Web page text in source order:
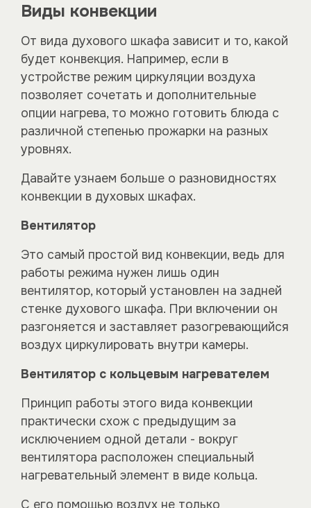
Виды конвекции
От вида духового шкафа зависит и то, какой
будет конвекция. Например, если в
устройстве режим циркуляции воздуха
позволяет сочетать и дополнительные
опции нагрева, то можно готовить блюда с
различной степенью прожарки на разных
уровнях.
Давайте узнаем больше о разновидностях
конвекции в духовых шкафах.
Вентилятор
Это самый простой вид конвекции, ведь для
работы режима нужен лишь один
вентилятор, который установлен на задней
стенке духового шкафа. При включении он
разгоняется и заставляет разогревающийся
воздух циркулировать внутри камеры.
Вентилятор с кольцевым нагревателем
Принцип работы этого вида конвекции
практически схож с предыдущим за
исключением одной детали - вокруг
вентилятора расположен специальный
нагревательный элемент в виде кольца.
С его помощью воздух не только